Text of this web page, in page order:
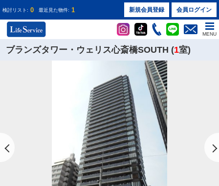
検討リスト: 0 最近見た物件: 1 新規会員登録 会員ログイン
MENU
ブランズタワー・ウェリス心斎橋SOUTH (1室)